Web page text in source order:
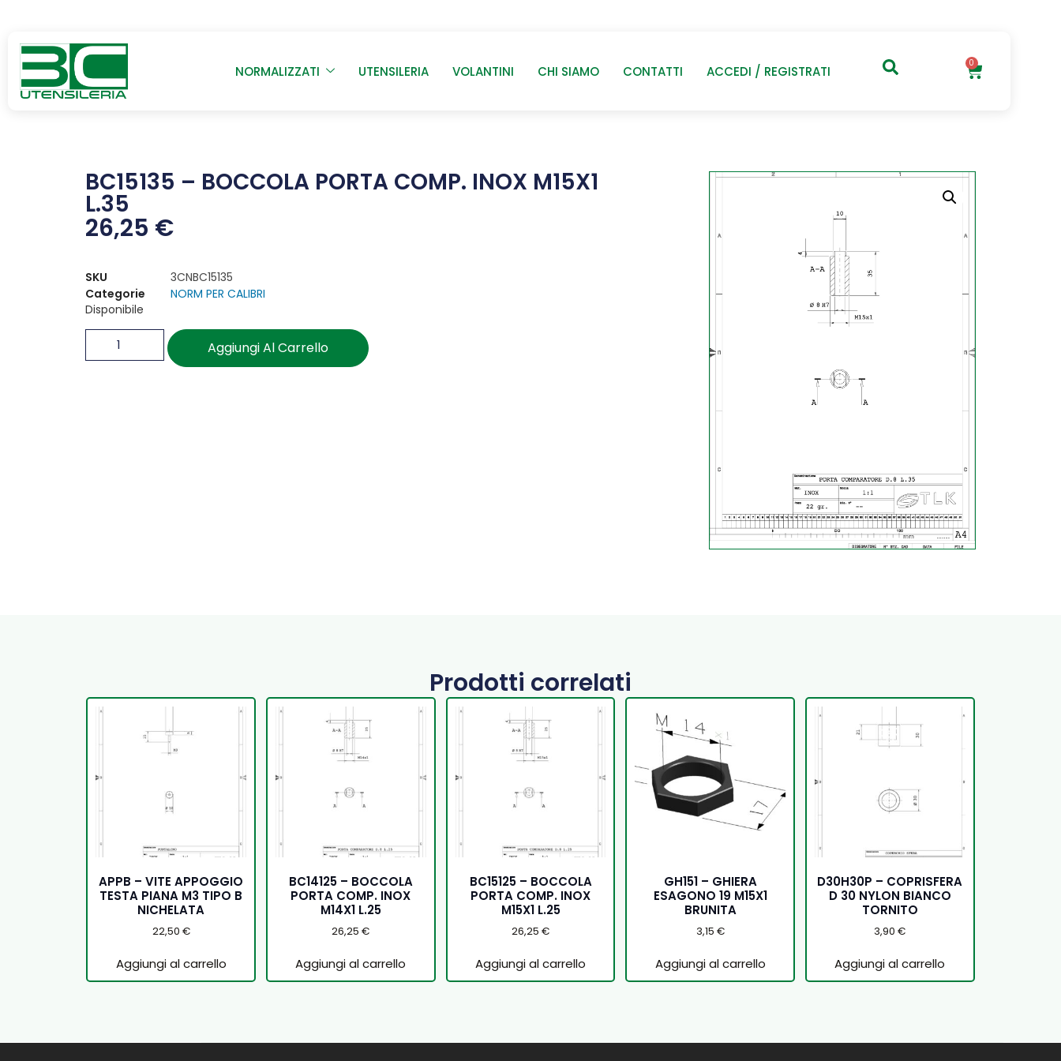
NORMALIZZATI UTENSILERIA VOLANTINI CHI SIAMO CONTATTI ACCEDI / REGISTRATI 0
BC15135 – BOCCOLA PORTA COMP. INOX M15X1
L.35
26,25 €
SKU
3CNBC15135
Categorie
NORM PER CALIBRI
Disponibile
Aggiungi Al Carrello
Prodotti correlati
APPB – VITE APPOGGIO
TESTA PIANA M3 TIPO B
NICHELATA
22,50 €
Aggiungi al carrello
BC14125 – BOCCOLA
PORTA COMP. INOX
M14X1 L.25
26,25€
Aggiungi al carrello
BC15125 – BOCCOLA
PORTA COMP. INOX
M15X1 L.25
26,25 €
Aggiungi al carrello
GH151 – GHIERA
ESAGONO 19 M15X1
BRUNITA
3,15 €
Aggiungi al carrello
D30H30P – COPRISFERA
D 30 NYLON BIANCO
TORNITO
3,90€
Aggiungi al carrello